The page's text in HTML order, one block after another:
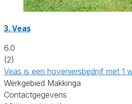
3.Veas
6.0
(2)
Veas is een hoveniersbedrijf met 1
Werkgebied Makkinga
Contactgegevens